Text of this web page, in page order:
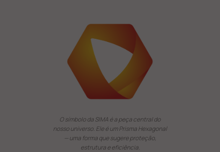
O símbolo da SIMA é a peça central do
nosso universo. Ele é um Prisma Hexagonal
— uma forma que sugere proteção,
estrutura e eficiência.